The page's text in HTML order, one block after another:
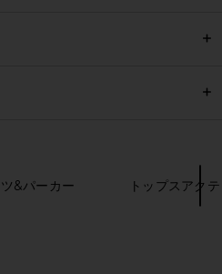
&パーカー トップスアク